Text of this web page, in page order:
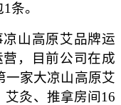
条。
山高原艾品牌运
，目前公司在成
一家大凉山高原艾
艾灸、推拿房间16